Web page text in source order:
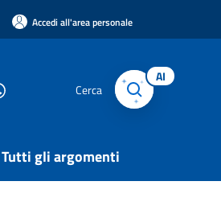
Accedi all'area personale
Cerca
AI
Tutti gli argomenti